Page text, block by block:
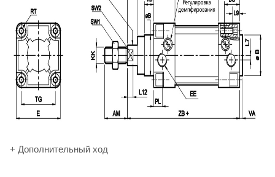
+ Дополнительный ход